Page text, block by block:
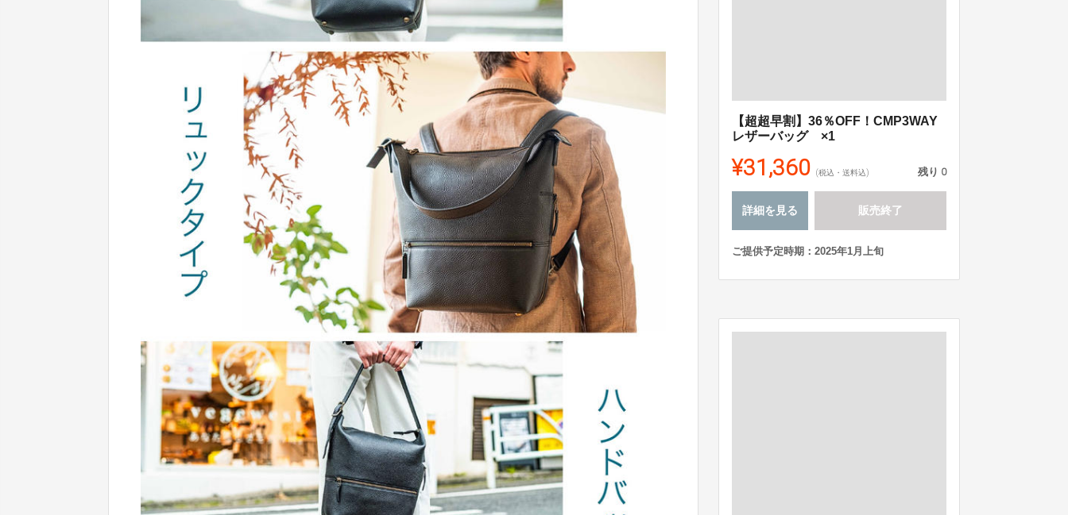
【超超早割】36％OFF！CMP3WAY
レザーバッグ ×1
¥31,360 (税込・送料込) 残り 0
詳細を見る 販売終了
ご提供予定時期：2025年1月上旬